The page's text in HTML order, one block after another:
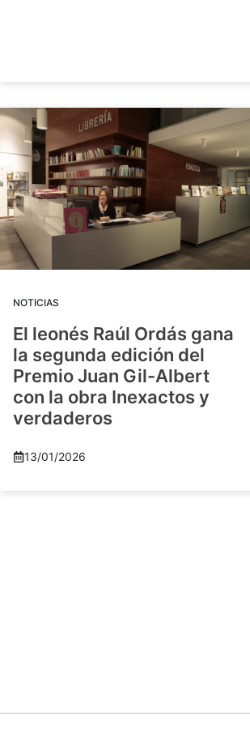
NOTICIAS
El leonés Raúl Ordás gana
la segunda edición del
Premio Juan Gil-Albert
con la obra Inexactos y
verdaderos
13/01/2026